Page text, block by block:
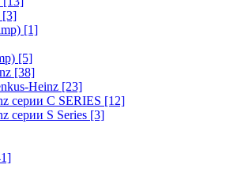
[3]
[1]
[5]
[38]
Heinz [23]
серии C SERIES [12]
серии S Series [3]